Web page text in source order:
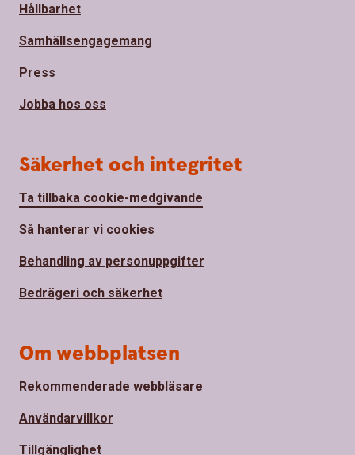
Hållbarhet
Samhällsengagemang
Press
Jobba hos oss
Säkerhet och integritet
Ta tillbaka cookie-medgivande
Så hanterar vi cookies
Behandling av personuppgifter
Bedrägeri och säkerhet
Om webbplatsen
Rekommenderade webbläsare
Användarvillkor
Tillgänglighet